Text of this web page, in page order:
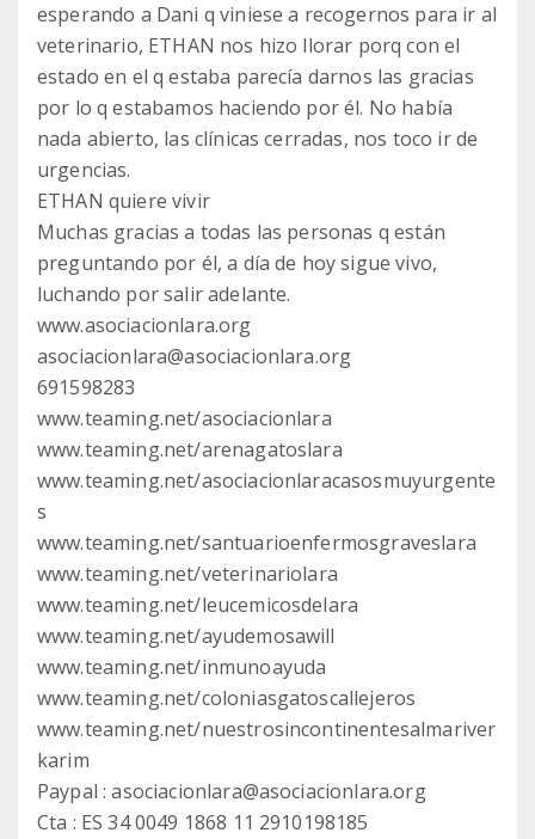
esperando a Dani q viniese a recogernos para ir al
veterinario, ETHAN nos hizo llorar porq con el
estado en el q estaba parecía darnos las gracias
por lo q estabamos haciendo por él. No había
nada abierto, las clínicas cerradas, nos toco ir de
urgencias.
ETHAN quiere vivir
Muchas gracias a todas las personas q están
preguntando por él, a día de hoy sigue vivo,
luchando por salir adelante.
www.asociacionlara.org
asociacionlara@asociacionlara.org
691598283
www.teaming.net/asociacionlara
www.teaming.net/arenagatoslara
www.teaming.net/asociacionlaracasosmuyurgente
s
www.teaming.net/santuarioenfermosgraveslara
www.teaming.net/veterinariolara
www.teaming.net/leucemicosdelara
www.teaming.net/ayudemosawill
www.teaming.net/inmunoayuda
www.teaming.net/coloniasgatoscallejeros
www.teaming.net/nuestrosincontinentesalmariver
karim
Paypal : asociacionlara@asociacionlara.org
Cta : ES 34 0049 1868 11 2910198185